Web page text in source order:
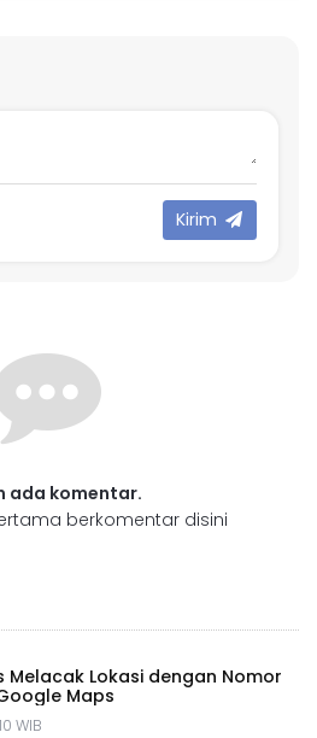
Kirim
ada komentar.
berkomentar disini
Melacak Lokasi dengan Nomor
Maps
WIB